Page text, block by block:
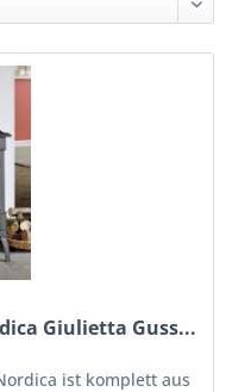
Giulietta Guss...
ist komplett aus